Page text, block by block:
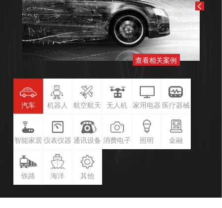
查看相关案例
汽车 机器人 航空航天 无人机 家用电器 医疗器械
智能家居 仪表仪器 通讯设备 消费电子 照明 金融
铁路 海洋 其他